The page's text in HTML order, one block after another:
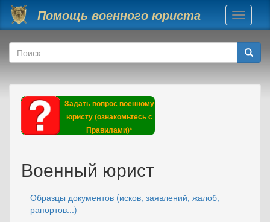
Перейти к основному содержанию
Помощь военного юриста
Toggle
Форма поиска
Поиск
Задать вопрос военному
юристу (ознакомьтесь с
Правилами)*
Военный юрист
Образцы документов (исков, заявлений, жалоб,
рапортов...)